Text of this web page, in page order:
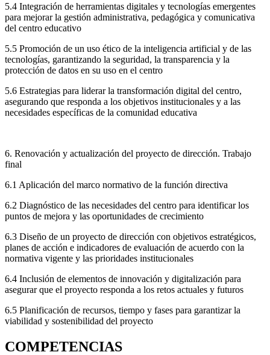
5.4 Integración de herramientas digitales y tecnologías emergentes
para mejorar la gestión administrativa, pedagógica y comunicativa
del centro educativo
5.5 Promoción de un uso ético de la inteligencia artificial y de las
tecnologías, garantizando la seguridad, la transparencia y la
protección de datos en su uso en el centro
5.6 Estrategias para liderar la transformación digital del centro,
asegurando que responda a los objetivos institucionales y a las
necesidades específicas de la comunidad educativa
6. Renovación y actualización del proyecto de dirección. Trabajo
final
6.1 Aplicación del marco normativo de la función directiva
6.2 Diagnóstico de las necesidades del centro para identificar los
puntos de mejora y las oportunidades de crecimiento
6.3 Diseño de un proyecto de dirección con objetivos estratégicos,
planes de acción e indicadores de evaluación de acuerdo con la
normativa vigente y las prioridades institucionales
6.4 Inclusión de elementos de innovación y digitalización para
asegurar que el proyecto responda a los retos actuales y futuros
6.5 Planificación de recursos, tiempo y fases para garantizar la
viabilidad y sostenibilidad del proyecto
COMPETENCIAS